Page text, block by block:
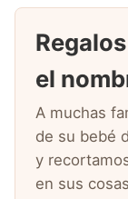
el
A muchas
de su bebé
y
en sus